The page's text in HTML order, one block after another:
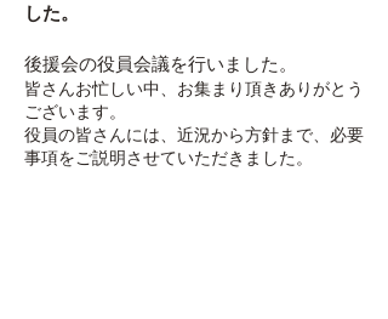
した。
後援会の役員会議を行いました。
皆さんお忙しい中、お集まり頂きありがとう
ございます。
役員の皆さんには、近況から方針まで、必要
事項をご説明させていただきました。